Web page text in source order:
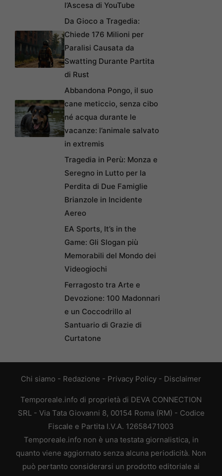
l’Ascesa di YouTube
Da Gioco a Tragedia:
Chiede 176 Milioni per
Paralisi Causata da
Swatting Durante Partita
di Rust
Abbandona Pongo, il suo
cane meticcio, senza cibo
né acqua durante le
vacanze: l’animale salvato
in extremis
Tragedia in Perù: Monza e
Seregno in Lutto per la
Perdita di Due Famiglie
Brianzole in Incidente
Aereo
EA Sports, It’s in the
Game: Gli Slogan più
Memorabili del Mondo dei
Videogiochi
Ferragosto tra Arte e
Devozione: 100 Madonnari
e un Coccodrillo al
Santuario di Grazie di
Curtatone
Chi siamo - Redazione - Privacy Policy - Disclaimer
Temporeale.info di proprietà di DEVA CONNECTION
SRL - Via Tata Giovanni 8, 00154 Roma (RM) - Codice
Fiscale e Partita I.V.A. 12658471003
Temporeale.info non è una testata giornalistica, in
quanto viene aggiornato senza alcuna periodicità. Non
può pertanto considerarsi un prodotto editoriale ai